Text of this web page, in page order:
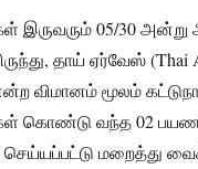
இருவரும் 05/30
தாய் ஏர்வேஸ்
விமானம் மூலம்
கொண்டு வந்த 02
மறைத்து